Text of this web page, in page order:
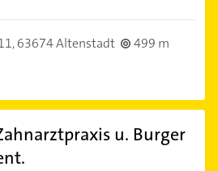
63674 Altenstadt
499 m
u. Burger